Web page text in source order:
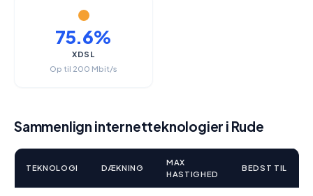
75.6%
XDSL
Op til 200 Mbit/s
Sammenlign internetteknologier i Rude
TEKNOLOGI DÆKNING
MAX
HASTIGHED
BEDST TIL